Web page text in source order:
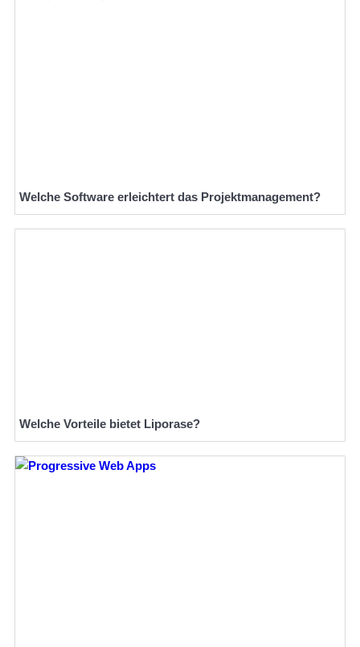
Welche Software erleichtert das Projektmanagement?
Welche Vorteile bietet Liporase?